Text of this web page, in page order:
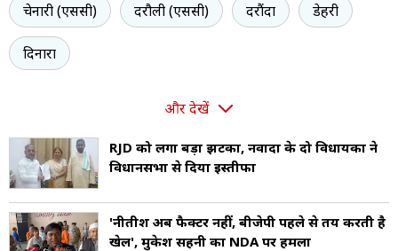
चेनारी (एससी) दरौली (एससी) दरौंदा डेहरी
दिनारा
और देखें
RJD को लगा बड़ा झटका, नवादा के दो विधायकों ने
विधानसभा से दिया इस्तीफा
'नीतीश अब फैक्टर नहीं, बीजेपी पहले से तय करती है
खेल', मुकेश सहनी का NDA पर हमला